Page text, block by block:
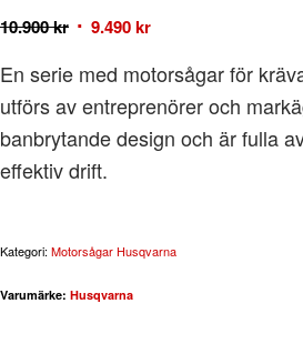
10.900kr 9.490kr
En serie med motorsågar för
utförs av entreprenörer och
banbrytande design och är fulla
effektiv drift.
Kategori: Motorsågar Husqvarna
Varumärke: Husqvarna